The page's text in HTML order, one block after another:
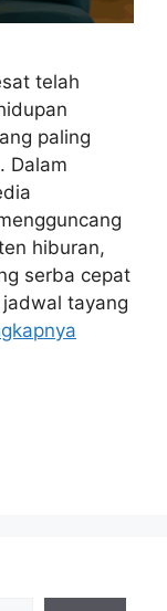
telah
paling
Dalam
hiburan,
serba cepat
tayang